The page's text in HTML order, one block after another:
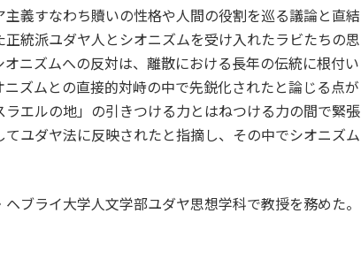
義すなわち贖いの性格や人間の役割を巡る議論と直結
統派ユダヤ人とシオニズムを受け入れたラビたちの思
ニズムへの反対は、離散における長年の伝統に根付い
ズムとの直接的対峙の中で先鋭化されたと論じる点が
エルの地」の引きつける力とはねつける力の間で緊張
ユダヤ法に反映されたと指摘し、その中でシオニズム
ブライ大学人文学部ユダヤ思想学科で教授を務めた。